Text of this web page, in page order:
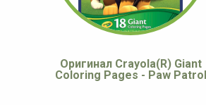
Оригинал Crayola(R) Giant
Coloring Pages - Paw Patrol